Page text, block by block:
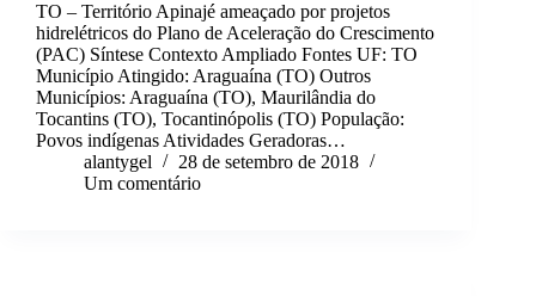
TO – Território Apinajé ameaçado por projetos
hidrelétricos do Plano de Aceleração do Crescimento
(PAC) Síntese Contexto Ampliado Fontes UF: TO
Município Atingido: Araguaína (TO) Outros
Municípios: Araguaína (TO), Maurilândia do
Tocantins (TO), Tocantinópolis (TO) População:
Povos indígenas Atividades Geradoras…
alantygel
28 de setembro de 2018
Um comentário